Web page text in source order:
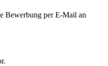
Bewerbung per E-Mail an